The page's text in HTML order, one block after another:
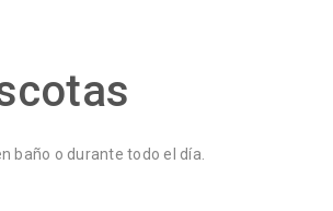
baño o durante todo el día.